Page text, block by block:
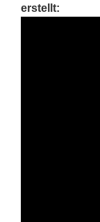
erstellt: